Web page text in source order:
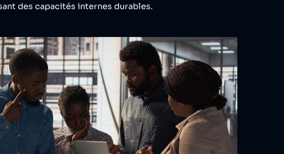
des capacités internes durables.